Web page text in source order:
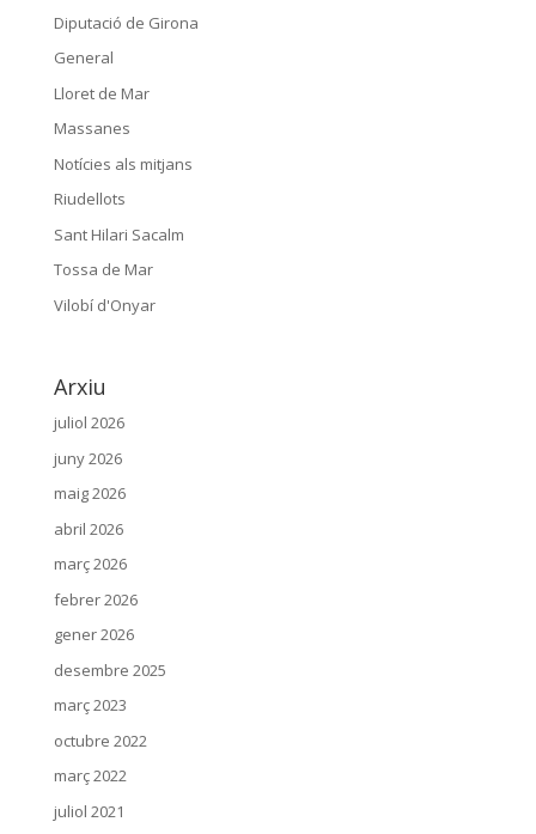
Diputació de Girona
General
Lloret de Mar
Massanes
Notícies als mitjans
Riudellots
Sant Hilari Sacalm
Tossa de Mar
Vilobí d'Onyar
Arxiu
juliol 2026
juny 2026
maig 2026
abril 2026
març 2026
febrer 2026
gener 2026
desembre 2025
març 2023
octubre 2022
març 2022
juliol 2021